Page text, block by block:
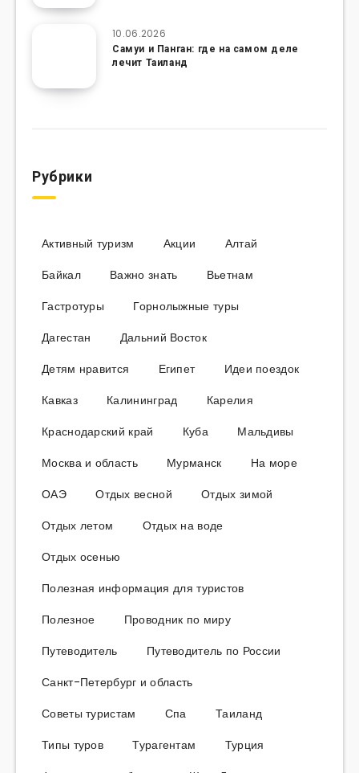
10.06.2026
Самуи и Панган: где на самом деле
лечит Таиланд
Рубрики
Активный туризм Акции
Алтай
Байкал
Важно знать
Вьетнам
Гастротуры
Горнолыжные туры
Дагестан
Дальний Восток
Детям нравится
Египет
Идеи поездок
Кавказ
Калининград
Карелия
Краснодарский край
Куба
Мальдивы
Москва и область
Мурманск
На море
ОАЭ
Отдых весной
Отдых зимой
Отдых летом
Отдых на воде
Отдых осенью
Полезная информация для туристов
Полезное
Проводник по миру
Путеводитель
Путеводитель по России
Санкт-Петербург и область
Советы туристам
Спа
Таиланд
Типы туров
Турагентам
Турция